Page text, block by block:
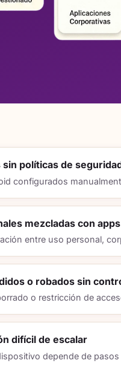
políticas de
configurados
mezcladas con
entre uso personal,
o robados sin
o restricción de
difícil de escalar
depende de